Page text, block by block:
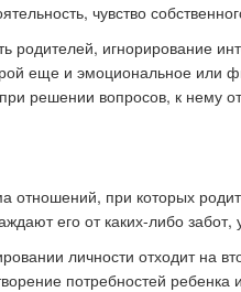
чувство
родителей, игнорирование
еще и эмоциональное или
решении вопросов, к нему
отношений, при которых
его от каких-либо
личности отходит на
потребностей ребенка